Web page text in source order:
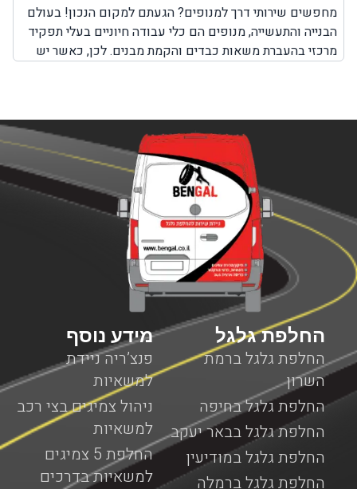
מחפשים שירותי דרך למנופים? הגעתם למקום הנכון! בעולם
הבנייה והתעשייה, מנופים הם כלי עבודה חיוניים בעלי תפקיד
מרכזי בהעברת משאות כבדים והקמת מבנים. לכן, כאשר יש
במנופים עלולות להתרחש בכל זמן, בשעות שבהן ניתן להגיע
למקום שבו אפשר לקבל שירותי תיקון למנופים או באמצע
הדרך בשעות שבהן אין שירותי דרך למנופים. לכן, חשוב
לדעת שחברת BenGal מציעה שירותי דרך למנופים בכל מקום
שבו אתם תקועים עם המנוף. לא משנה אם מדובר על צפון
הארץ, מרכזה, דרום או ירושלים, יצירת קשר עם חברת בן גל
יאפשר לכם לקבל את השירות המבוקש לכם כמה שיותר מהר,
עד המקום שבו אתם נמצאים עם המנוף כאשר כל השירותים
מוצעים על ידי צוות מקצועי ומנוסה המומחה בשירותי דרך
המותאמים למנופים.
מידע נוסף
פנצ’ריה ניידת
למשאיות
ניהול צמיגים בצי רכב
למשאיות
החלפת 5 צמיגים
למשאיות בדרכים
החלפת גלגל
החלפת גלגל ברמת
השרון
החלפת גלגל בחיפה
החלפת גלגל בבאר יעקב
החלפת גלגל במודיעין
החלפת גלגל ברמלה